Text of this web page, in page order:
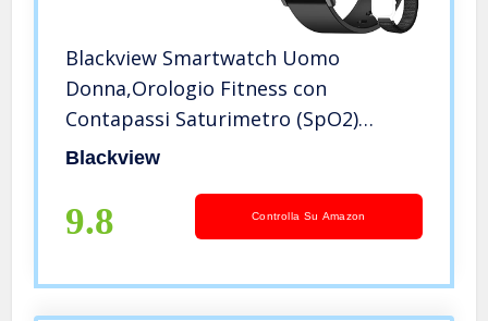
Blackview Smartwatch Uomo
Donna,Orologio Fitness con
Contapassi Saturimetro (SpO2)
Sonno Cardiofrequenzimetro da
Impermeabile 5ATM per Android
iOS(2 Cinturini)
Blackview
9.8 Controlla Su Amazon